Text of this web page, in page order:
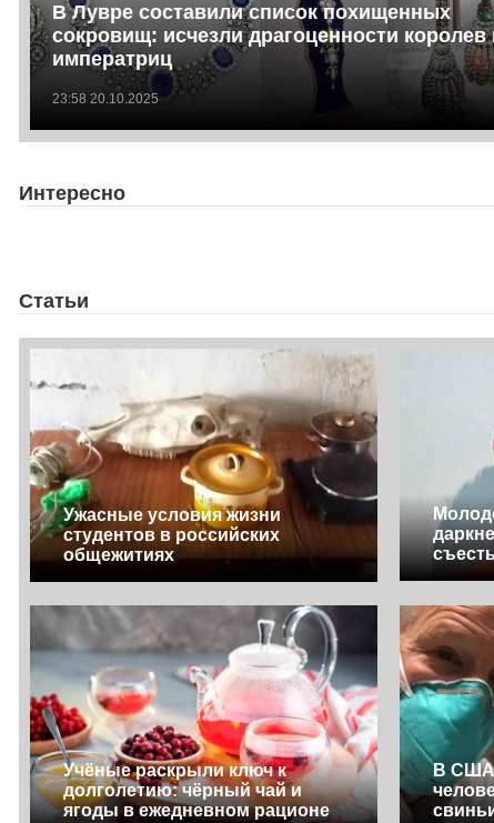
В Лувре составили список похищенных
сокровищ: исчезли драгоценности королев
императриц
23:58 20.10.2025
Интересно
Статьи
Ужасные условия жизни
студентов в российских
общежитиях
Учёные раскрыли ключ к
долголетию: чёрный чай и
ягоды в ежедневном рационе
В США